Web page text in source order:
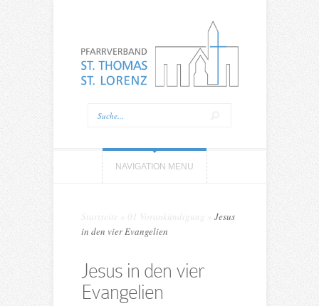
NAVIGATION MENU
Startseite 01 Vorankündigung
Jesus
in den vier Evangelien
Jesus in den vier
Evangelien